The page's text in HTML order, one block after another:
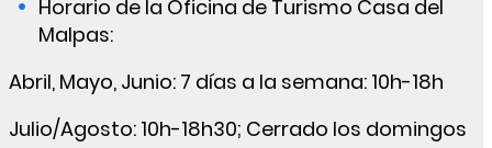
Horario de la Oficina de Turismo Casa del
Malpas:
Abril, Mayo, Junio: 7 días a la semana: 10h-18h
Julio/Agosto: 10h-18h30; Cerrado los domingos